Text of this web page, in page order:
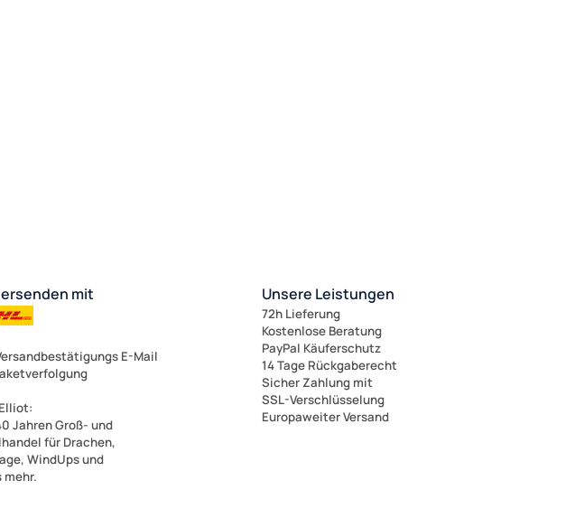
mit
E-Mail
:
Jahren Groß- und
für Drachen,
WindUps und
mehr.
Unsere Leistungen
72h Lieferung
Kostenlose Beratung
PayPal Käuferschutz
14 Tage Rückgaberecht
Sicher Zahlung mit
SSL-Verschlüsselung
Europaweiter Versand